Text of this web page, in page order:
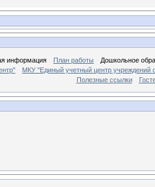
информация План работы
Дошкольное
МКУ "Единый учетный центр учреждений
Полезные ссылки